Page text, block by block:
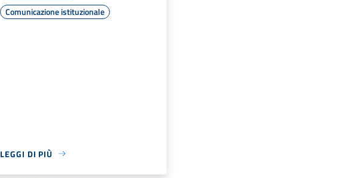
Comunicazione istituzionale
LEGGI DI PIÙ